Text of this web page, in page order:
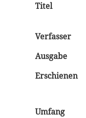
Titel
Verfasser
Ausgabe
Erschienen
Umfang